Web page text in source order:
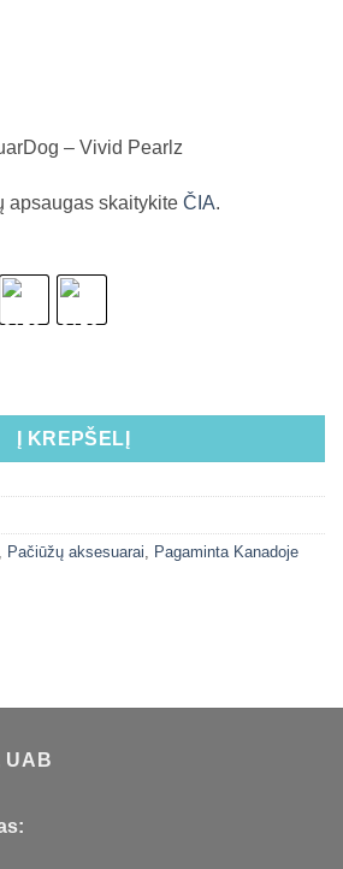
– Vivid Pearlz
apsaugas skaitykite ČIA.
Į KREPŠELĮ
, Pačiūžų aksesuarai, Pagaminta Kanadoje
UAB